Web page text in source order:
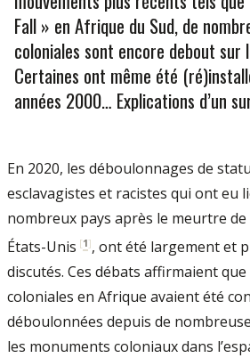
Fall » en Afrique du Sud, de
coloniales sont encore debout sur
Certaines ont même été
années 2000… Explications d’un
En 2020, les déboulonnages de
esclavagistes et racistes qui ont eu
nombreux pays après le meurtre de
États-Unis [1], ont été largement et
discutés. Ces débats affirmaient
coloniales en Afrique avaient été
déboulonnées depuis de
les monuments coloniaux dans